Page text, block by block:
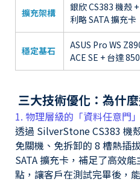
擴充架構
銀欣 CS383 機殼
利略 SATA 擴充卡
穩定基石
ASUS Pro WS
ACE SE + 台達
三大技術優化：為什
1. 物理層級的「資料任意門」
透過 SilverStone CS383 機
免關機、免拆卸的 8 槽熱插
SATA 擴充卡，補足了高效
點，讓客戶在測試完畢後，